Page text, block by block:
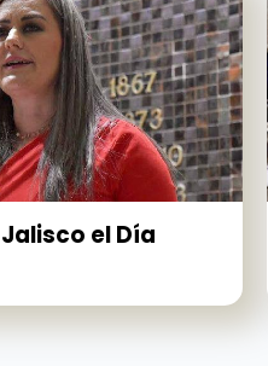
el Día